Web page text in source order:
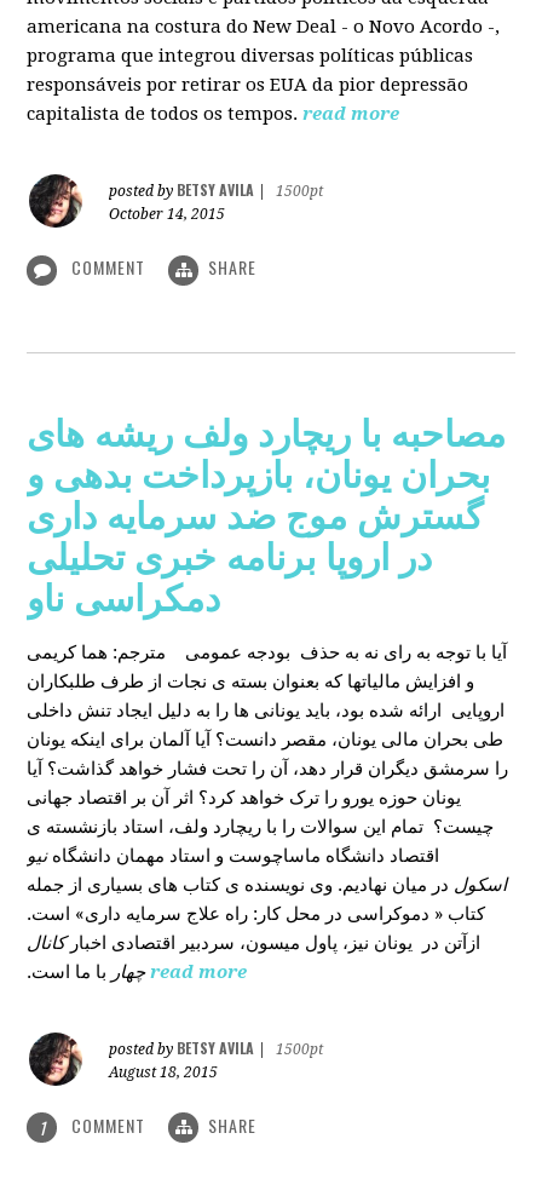
americana na costura do New Deal - o Novo Acordo -,
programa que integrou diversas políticas públicas
responsáveis por retirar os EUA da pior depressão
capitalista de todos os tempos. read more
posted by BETSY AVILA
1500pt
October 14, 2015
COMMENT SHARE
مصاحبه با ریچارد ولف ریشه های
بحران یونان، بازپرداخت بدهی و
گسترش موج ضد سرمایه داری
در اروپا برنامه خبری تحلیلی
دمکراسی ناو
مترجم: هما کریمی
آیا با توجه به رای نه به حذف بودجه عمومی
و افزایش مالیاتها که بعنوان بسته ی نجات از طرف طلبکاران
اروپایی ارائه شده بود، باید یونانی ها را به دلیل ایجاد تنش داخلی
طی بحران مالی یونان، مقصر دانست؟ آیا آلمان برای اینکه یونان
را سرمشق دیگران قرار دهد، آن را تحت فشار خواهد گذاشت؟ آیا
یونان حوزه یورو را ترک خواهد کرد؟ اثر آن بر اقتصاد جهانی
چیست؟ تمام این سوالات را با ریچارد ولف، استاد بازنشسته ی
اقتصاد دانشگاه ماساچوست و استاد مهمان دانشگاهنیو
اسکول در میان نهادیم. وی نویسنده ی کتاب های بسیاری از جمله
کتاب « دموکراسی در محل کار: راه علاج سرمایه داری» است.
ازآتن در یونان نیز، پاول میسون، سردبیر اقتصادی اخبارکانال
چهار با ما است. read more
posted by BETSY AVILA
1500pt
August 18, 2015
1 COMMENT SHARE